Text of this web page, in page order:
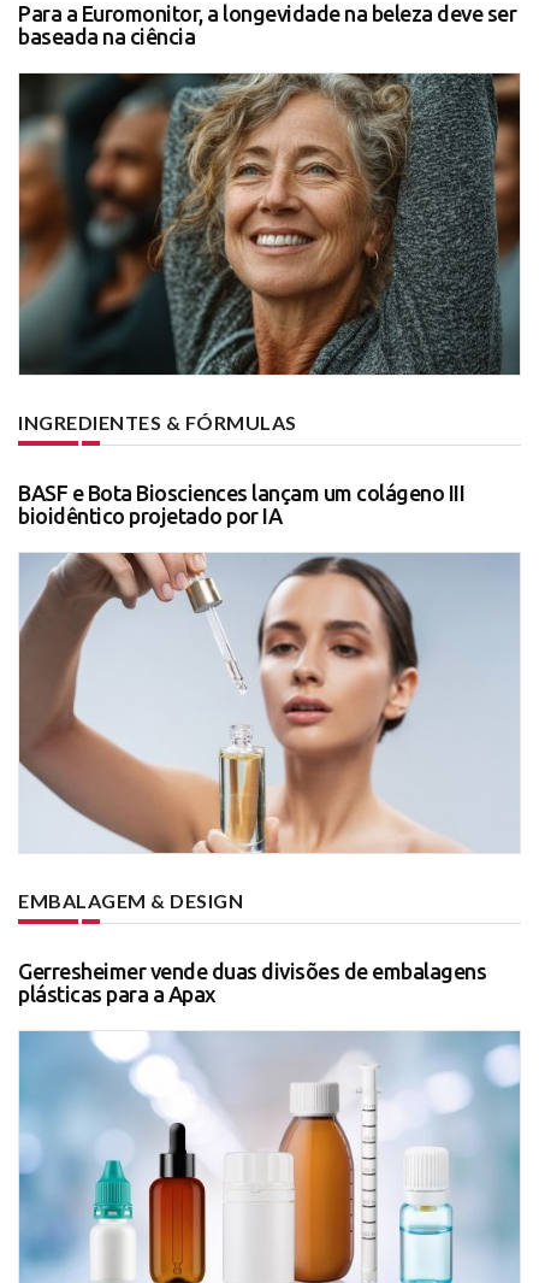
Para a Euromonitor, a longevidade na beleza deve ser
baseada na ciência
INGREDIENTES & FÓRMULAS
BASF e Bota Biosciences lançam um colágeno III
bioidêntico projetado por IA
EMBALAGEM & DESIGN
Gerresheimer vende duas divisões de embalagens
plásticas para a Apax